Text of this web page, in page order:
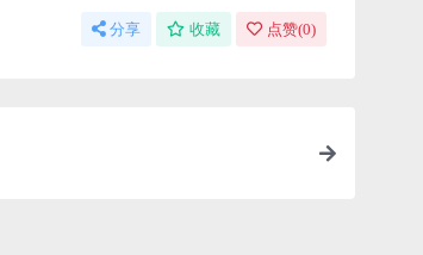
分享 收藏 点赞(0)